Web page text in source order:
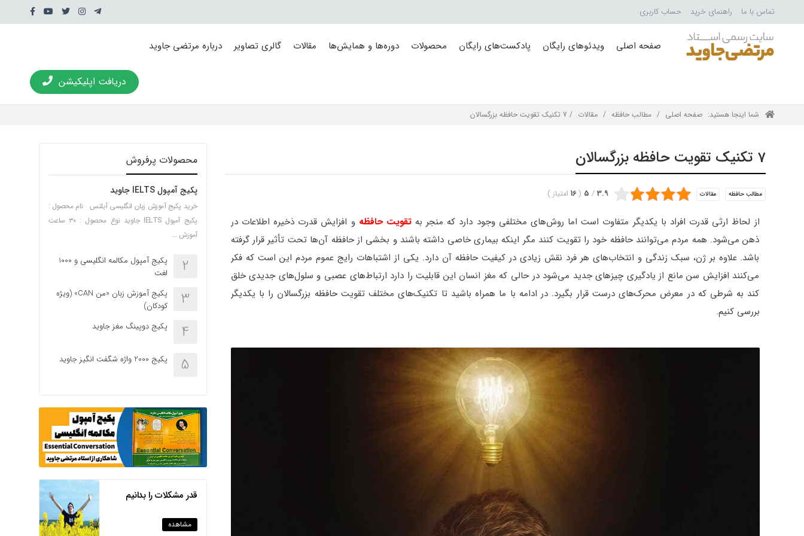
تماس با ما راهنمای خرید حساب کاربری
صفحه اصلی ویدئوهای رایگان پادکست‌های رایگان محصولات دوره‌ها و همایش‌ها مقالات گالری تصاویر درباره مرتضی جاوید
دریافت اپلیکیشن
شما اینجا هستید: صفحه اصلی / مطالب حافظه / مقالات / 7 تکنیک تقویت حافظه بزرگسالان
7 تکنیک تقویت حافظه بزرگسالان
مطالب حافظه مقالات 3.9
/
5
(
16 امتیاز)
از لحاظ ارثی قدرت افراد با یکدیگر متفاوت است اما روش‌های مختلفی وجود دارد که منجر بهتقویت حافظه و افزایش قدرت ذخیره اطلاعات در
ذهن می‌شود. همه مردم می‌توانند حافظه خود را تقویت کنند مگر اینکه بیماری خاصی داشته باشند و بخشی از حافظه آن‌ها تحت تأثیر قرار گرفته
باشد. علاوه بر ژن، سبک زندگی و انتخاب‌های هر فرد نقش زیادی در کیفیت حافظه آن دارد. یکی از اشتباهات رایج عموم مردم این است که فکر
می‌کنند افزایش سن مانع از یادگیری چیزهای جدید می‌شود در حالی که مغز انسان این قابلیت را دارد ارتباط‌های عصبی و سلول‌های جدیدی خلق
کند به شرطی که در معرض محرک‌های درست قرار بگیرد. در ادامه با ما همراه باشید تا تکنیک‌های مختلف تقویت حافظه بزرگسالان را با یکدیگر
بررسی کنیم.
محصولات پرفروش
پکیج آمپول IELTS جاوید
خرید پکیج آموزش زبان انگلیسی آیلتس نام محصول :
پکیج آمپول IELTS جاوید نوع محصول : ۳۰ ساعت
آموزش …
2
پکیج آمپول مکالمه انگلیسی و 1000
لغت
3
پکیج آموزش زبان «من CAN» (ویژه
کودکان)
4 پکیج دوپینگ مغز جاوید
5 پکیج 2000 واژه شگفت انگیز جاوید
قدر مشکلات را بدانیم
مشاهده